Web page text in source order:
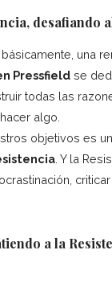
desafiando
una
Pressfield se
todas las
algo.
objetivos es
. Y la
a la